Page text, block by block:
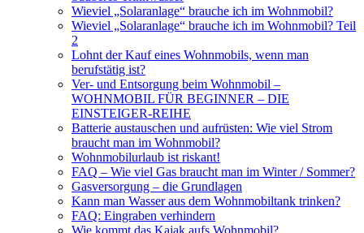
Wieviel „Solaranlage“ brauche ich im Wohnmobil?
Wieviel „Solaranlage“ brauche ich im Wohnmobil? Teil
2
Lohnt der Kauf eines Wohnmobils, wenn man
berufstätig ist?
Ver- und Entsorgung beim Wohnmobil –
WOHNMOBIL FÜR BEGINNER – DIE
EINSTEIGER-REIHE
Batterie austauschen und aufrüsten: Wie viel Strom
braucht man im Wohnmobil?
Wohnmobilurlaub ist riskant!
FAQ – Wie viel Gas braucht man im Winter / Sommer?
Gasversorgung – die Grundlagen
Kann man Wasser aus dem Wohnmobiltank trinken?
FAQ: Eingraben verhindern
Wie kommt das Kajak aufs Wohnmobil?